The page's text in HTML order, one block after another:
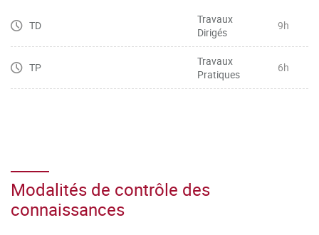
TD
Travaux
Dirigés
9h
TP
Travaux
Pratiques
6h
Modalités de contrôle des
connaissances